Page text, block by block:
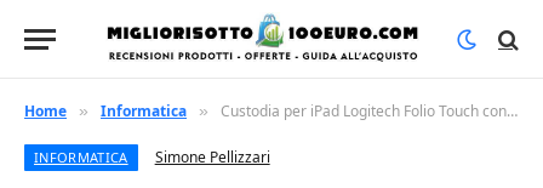
Home » Informatica » Custodia per iPad Logitech Folio Touch con tastiera recensioni offerte caratteristiche
INFORMATICA Simone Pellizzari